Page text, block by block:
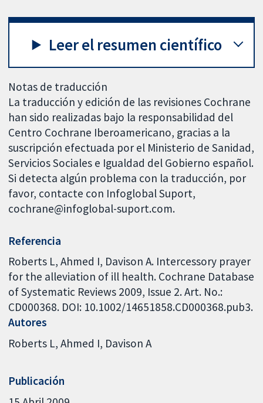
Leer el resumen científico
Notas de traducción
La traducción y edición de las revisiones Cochrane
han sido realizadas bajo la responsabilidad del
Centro Cochrane Iberoamericano, gracias a la
suscripción efectuada por el Ministerio de Sanidad,
Servicios Sociales e Igualdad del Gobierno español.
Si detecta algún problema con la traducción, por
favor, contacte con Infoglobal Suport,
cochrane@infoglobal-suport.com.
Referencia
Roberts L, Ahmed I, Davison A. Intercessory prayer
for the alleviation of ill health. Cochrane Database
of Systematic Reviews 2009, Issue 2. Art. No.:
CD000368. DOI: 10.1002/14651858.CD000368.pub3.
Autores
Roberts L Ahmed I Davison A
Publicación